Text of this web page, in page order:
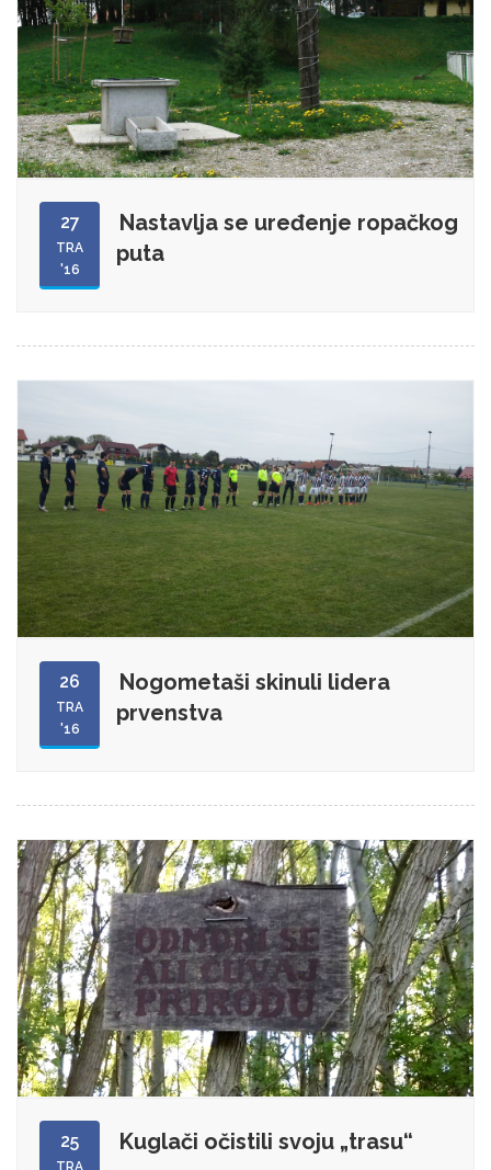
27
TRA
'16
Nastavlja se uređenje ropačkog
puta
26
TRA
'16
Nogometaši skinuli lidera
prvenstva
25
TRA
Kuglači očistili svoju „trasu“